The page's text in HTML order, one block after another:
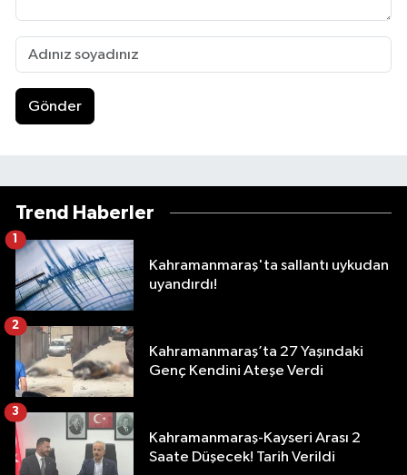
Gönder
Trend Haberler
Kahramanmaraş'ta sallantı uykudan
uyandırdı!
1
Kahramanmaraş’ta 27 Yaşındaki
Genç Kendini Ateşe Verdi
2
Kahramanmaraş-Kayseri Arası 2
Saate Düşecek! Tarih Verildi
3